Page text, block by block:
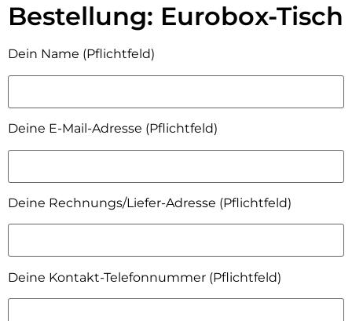
Bestellung: Eurobox-Tisch
Dein Name (Pflichtfeld)
Deine E-Mail-Adresse (Pflichtfeld)
Deine Rechnungs/Liefer-Adresse (Pflichtfeld)
Deine Kontakt-Telefonnummer (Pflichtfeld)